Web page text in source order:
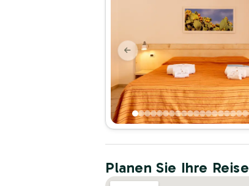
Planen Sie Ihre Reise